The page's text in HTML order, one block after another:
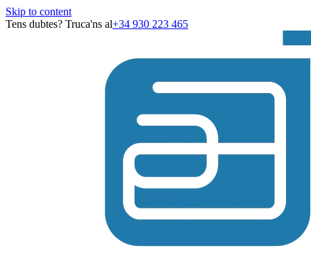
Skip to content
Tens dubtes? Truca'ns al+34 930 223 465